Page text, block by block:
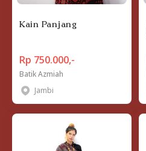
Kain Panjang
Rp 750.000,-
Batik Azmiah
Jambi